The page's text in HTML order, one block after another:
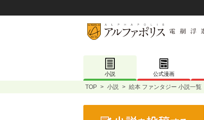
小説 公式漫画
TOP > 小説 > 絵本 ファンタジー 小説一覧